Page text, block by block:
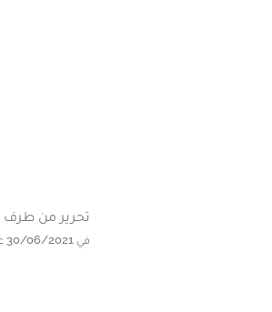
تحرير من طرف
في 30/06/2021 على الساعة 09:00